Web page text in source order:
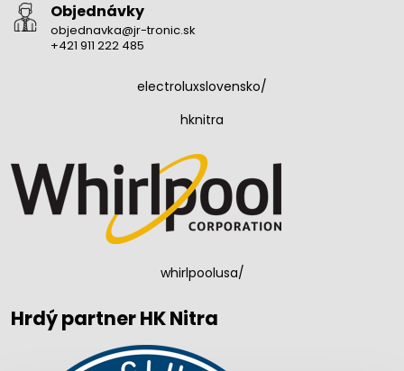
Objednávky
objednavka@jr-tronic.sk
+421 911 222 485
electroluxslovensko/
hknitra
whirlpoolusa/
Hrdý partner HK Nitra